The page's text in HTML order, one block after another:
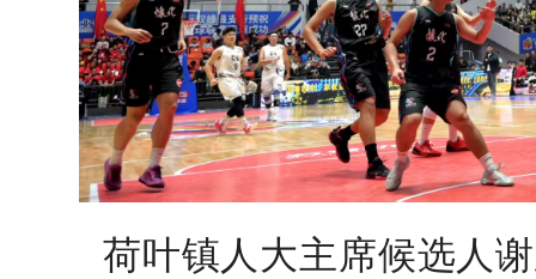
荷叶镇人大主席候选人